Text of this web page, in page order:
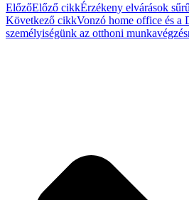
ElőzőElőző cikkÉrzékeny elvárások
Következő cikkVonzó home office és a
személyiségünk az otthoni